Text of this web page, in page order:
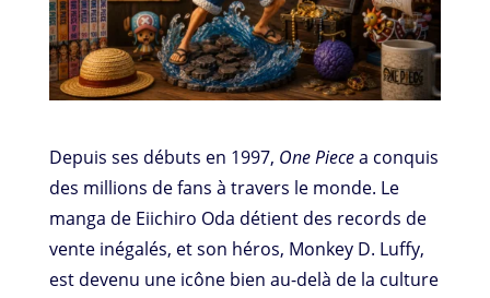
Depuis ses débuts en 1997, One Piecea conquis
des millions de fans à travers le monde. Le
manga de Eiichiro Oda détient des records de
vente inégalés, et son héros, Monkey D. Luffy,
est devenu une icône bien au-delà de la culture